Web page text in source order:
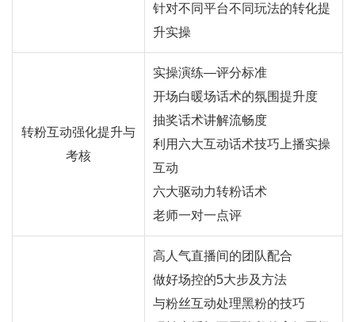
针对不同平台不同玩法的转化提
升实操
转粉互动强化提升与
考核
实操演练—评分标准
开场白暖场话术的氛围提升度
抽奖话术讲解流畅度
利用六大互动话术技巧上播实操
互动
六大驱动力转粉话术
老师一对一点评
高人气直播间的团队配合
做好场控的5大步及方法
与粉丝互动处理黑粉的技巧